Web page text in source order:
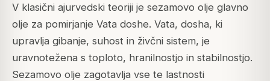
V klasični ajurvedski teoriji je sezamovo olje glavno
olje za pomirjanje Vata doshe. Vata, dosha, ki
upravlja gibanje, suhost in živčni sistem, je
uravnotežena s toploto, hranilnostjo in stabilnostjo.
Sezamovo olje zagotavlja vse te lastnosti